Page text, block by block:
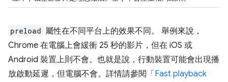
preload 屬性在不同平台上的效果不同。 舉例來說，
Chrome 在電腦上會緩衝 25 秒的影片，但在 iOS 或
Android 裝置上則不會。也就是說，行動裝置可能會出現播
放啟動延遲，但電腦不會。詳情請參閱「Fast playback